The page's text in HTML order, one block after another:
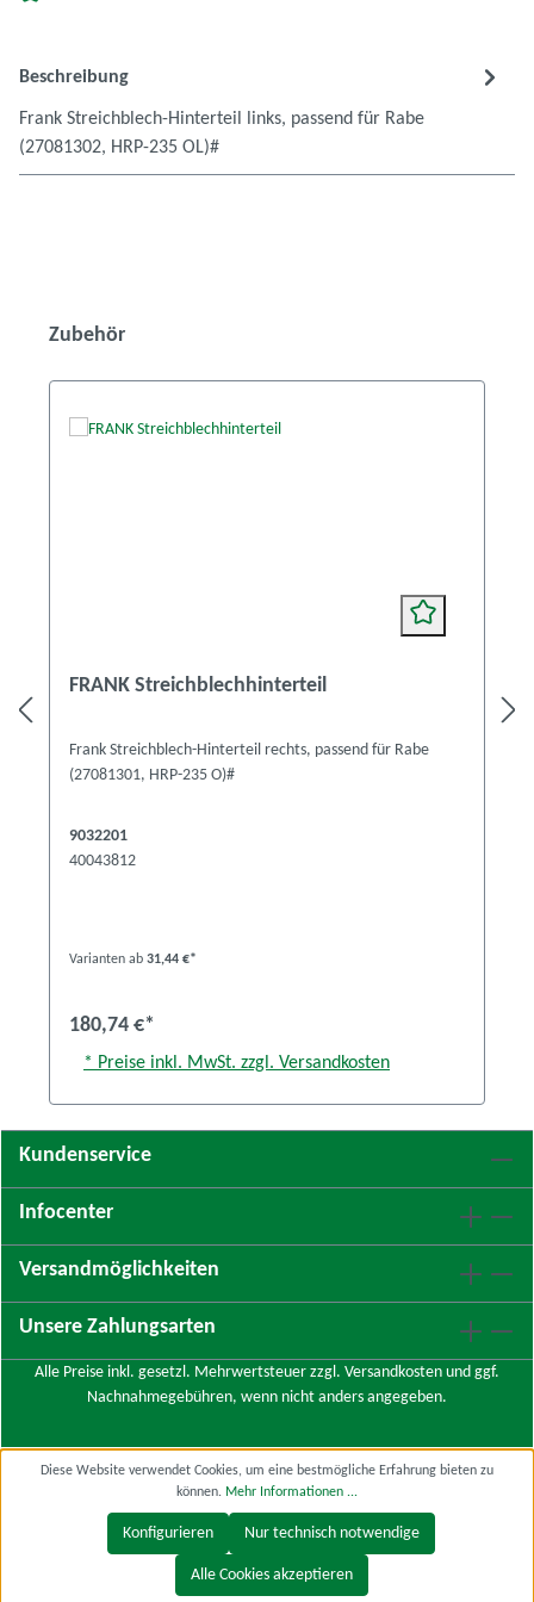
Beschreibung
Frank Streichblech-Hinterteil links, passend für Rabe
(27081302, HRP-235 OL)#
Produktgalerie überspringen
Zubehör
FRANK Streichblechhinterteil
Frank Streichblech-Hinterteil rechts, passend für Rabe
(27081301, HRP-235 O)#
9032201
40043812
Varianten ab 31,44 €*
180,74 €*
* Preise inkl. MwSt. zzgl. Versandkosten
Kundenservice
Infocenter
Versandmöglichkeiten
Unsere Zahlungsarten
Alle Preise inkl. gesetzl. Mehrwertsteuer zzgl. Versandkosten und ggf.
Nachnahmegebühren, wenn nicht anders angegeben.
Diese Website verwendet Cookies, um eine bestmögliche Erfahrung bieten zu
können. Mehr Informationen ...
Nur technisch notwendige
Konfigurieren
Alle Cookies akzeptieren